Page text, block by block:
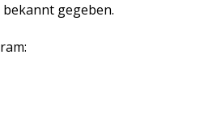
gegeben.